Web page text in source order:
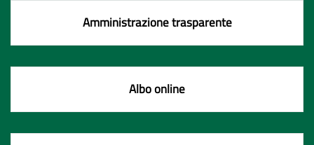
Amministrazione trasparente
Albo online